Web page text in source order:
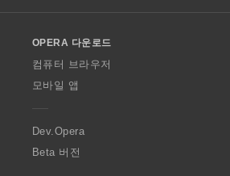
w
O
p
a
OPERA 다운로드
컴퓨터 브라우저
모바일 앱
Dev.Opera
Beta 버전